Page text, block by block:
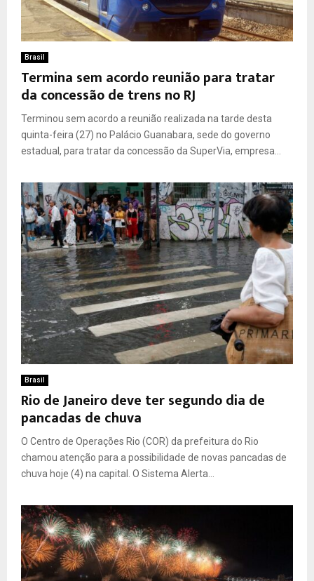
Brasil
Termina sem acordo reunião para tratar
da concessão de trens no RJ
Terminou sem acordo a reunião realizada na tarde desta
quinta-feira (27) no Palácio Guanabara, sede do governo
estadual, para tratar da concessão da SuperVia, empresa...
Brasil
Rio de Janeiro deve ter segundo dia de
pancadas de chuva
O Centro de Operações Rio (COR) da prefeitura do Rio
chamou atenção para a possibilidade de novas pancadas de
chuva hoje (4) na capital. O Sistema Alerta...